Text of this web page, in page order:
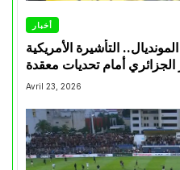
أخبار
التأشيرة الأمريكية
أمام تحديات معقدة
Avril 23, 2026